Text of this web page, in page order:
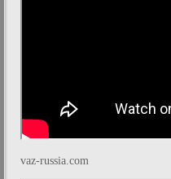
vaz-russia.com